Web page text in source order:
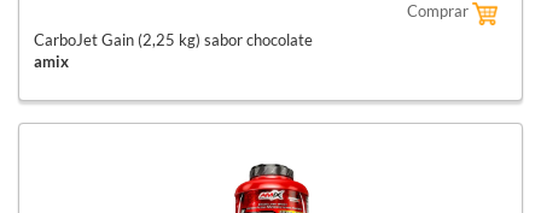
Comprar
CarboJet Gain (2,25 kg) sabor chocolate
amix